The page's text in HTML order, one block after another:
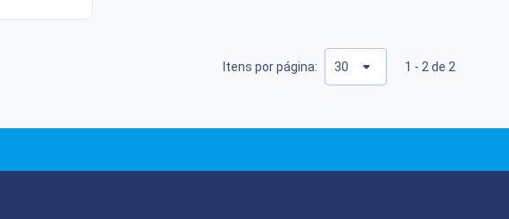
Itens por página: 1 - 2 de 2